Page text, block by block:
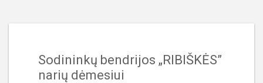
Sodininkų bendrijos „RIBIŠKĖS”
narių dėmesiui